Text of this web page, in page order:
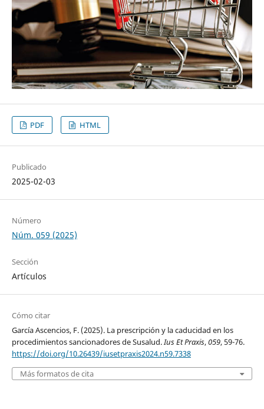
PDF HTML
Publicado
2025-02-03
Número
Núm. 059 (2025)
Sección
Artículos
Cómo citar
García Ascencios, F. (2025). La prescripción y la caducidad en los
procedimientos sancionadores de Susalud.Ius Et Praxis,059, 59-76.
https://doi.org/10.26439/iusetpraxis2024.n59.7338
Más formatos de cita